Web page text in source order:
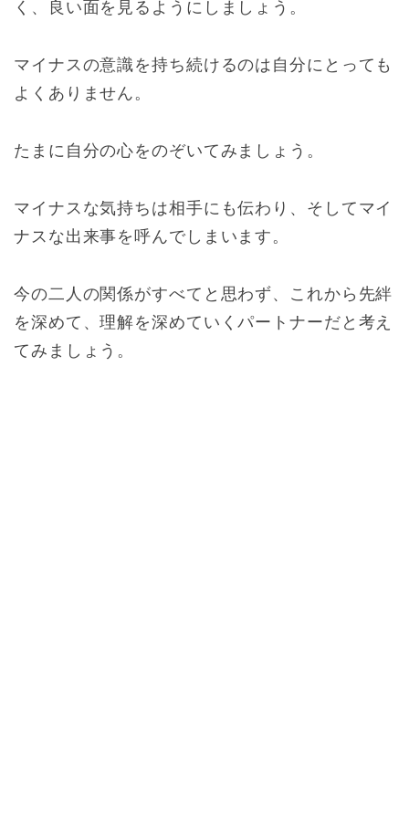
く、良い面を見るようにしましょう。
マイナスの意識を持ち続けるのは自分にとっても
よくありません。
たまに自分の心をのぞいてみましょう。
マイナスな気持ちは相手にも伝わり、そしてマイ
ナスな出来事を呼んでしまいます。
今の二人の関係がすべてと思わず、これから先絆
を深めて、理解を深めていくパートナーだと考え
てみましょう。